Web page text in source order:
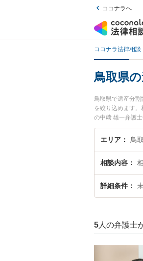
ココナラへ
ココナラ法律相談
鳥取県
鳥取県で遺産分
を絞り込めます
の中﨑 雄一弁護
取県で土日や夜
遺産分割協議を
エリア 鳥
相談内容
詳細条件
5 人の弁護士